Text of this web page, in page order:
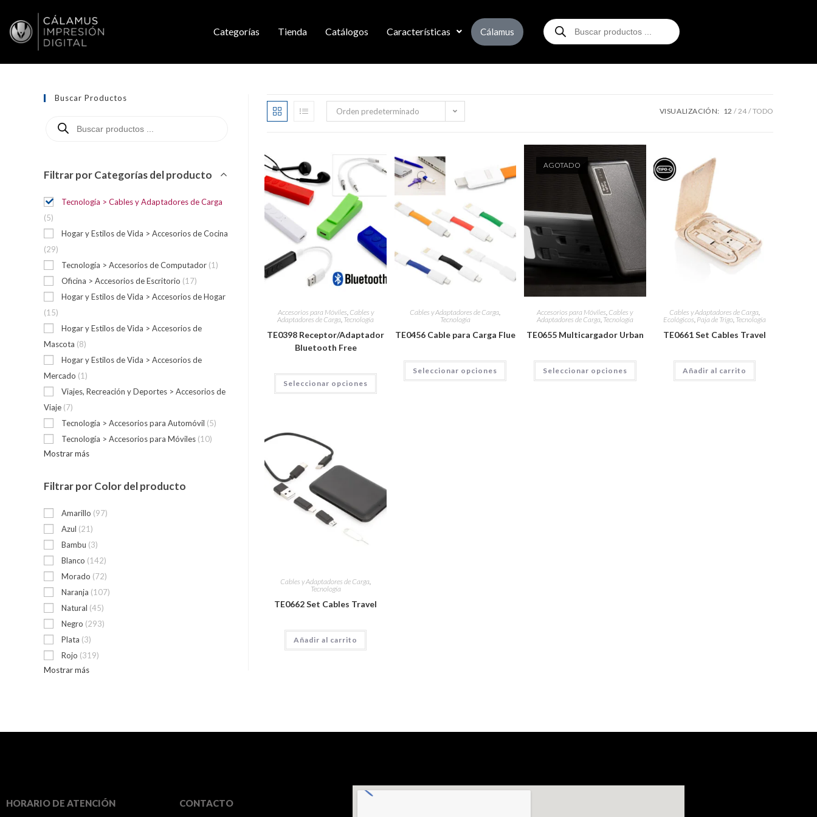
Categorías Tienda Catálogos Características Cálamus
Orden predeterminado VISUALIZACIÓN: 12 24 TODO
Accesorios para Móviles, Cables y
Adaptadores de Carga, Tecnología
TE0398 Receptor/Adaptador
Bluetooth Free
Seleccionar opciones
Cables y Adaptadores de Carga,
Tecnología
TE0456 Cable para Carga Flue
Seleccionar opciones
AGOTADO
Accesorios para Móviles, Cables y
Adaptadores de Carga, Tecnología
TE0655 Multicargador Urban
Seleccionar opciones
Cables y Adaptadores de Carga,
Ecológicos, Paja de Trigo, Tecnología
TE0661 Set Cables Travel
Añadir al carrito
Cables y Adaptadores de Carga,
Tecnología
TE0662 Set Cables Travel
Añadir al carrito
Buscar Productos
Filtrar por Categorías del producto
Tecnología > Cables y Adaptadores de Carga
(5)
Hogar y Estilos de Vida > Accesorios de Cocina
(29)
Tecnología > Accesorios de Computador (1)
Oficina > Accesorios de Escritorio (17)
Hogar y Estilos de Vida > Accesorios de Hogar
(15)
Hogar y Estilos de Vida > Accesorios de
Mascota (8)
Hogar y Estilos de Vida > Accesorios de
Mercado (1)
Viajes, Recreación y Deportes > Accesorios de
Viaje (7)
Tecnología > Accesorios para Automóvil (5)
Tecnología > Accesorios para Móviles (10)
Mostrar más
Filtrar por Color del producto
Amarillo (97)
Azul (21)
Bambu (3)
Blanco (142)
Morado (72)
Naranja (107)
Natural (45)
Negro (293)
Plata (3)
Rojo (319)
Mostrar más
HORARIO DE ATENCIÓN CONTACTO